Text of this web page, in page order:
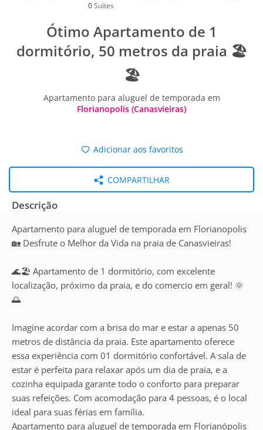
0 Suítes
Ótimo Apartamento de 1
dormitório, 50 metros da praia 🏖️
🏖️
Apartamento para aluguel de temporada em
Florianopolis (Canasvieiras)
Adicionar aos favoritos
COMPARTILHAR
Descrição
Apartamento para aluguel de temporada em Florianopolis
🏡 Desfrute o Melhor da Vida na praia de Canasvieiras!
🌊🏖️ Apartamento de 1 dormitório, com excelente
localização, próximo da praia, e do comercio em geral! 🌞
🌅
Imagine acordar com a brisa do mar e estar a apenas 50
metros de distância da praia. Este apartamento oferece
essa experiência com 01 dormitório confortável. A sala de
estar é perfeita para relaxar após um dia de praia, e a
cozinha equipada garante todo o conforto para preparar
suas refeições. Com acomodação para 4 pessoas, é o local
ideal para suas férias em família.
Apartamento para aluguel de temporada em Florianópolis